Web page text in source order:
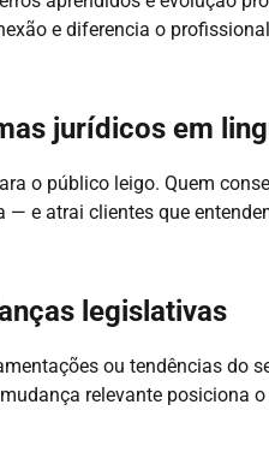
e diferencia o
jurídicos em
o público leigo. Quem
e atrai clientes que
legislativas
ou tendências do
relevante posiciona